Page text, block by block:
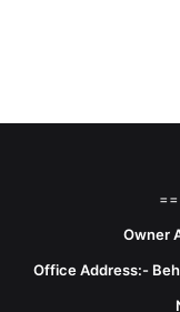
Owner
Office Address:-